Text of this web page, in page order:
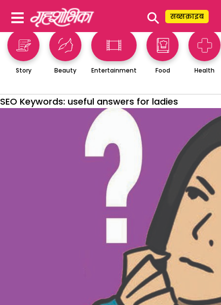
⚲ सब्सक्राइब
Story Beauty Entertainment Food Health
SEO Keywords: useful answers for ladies